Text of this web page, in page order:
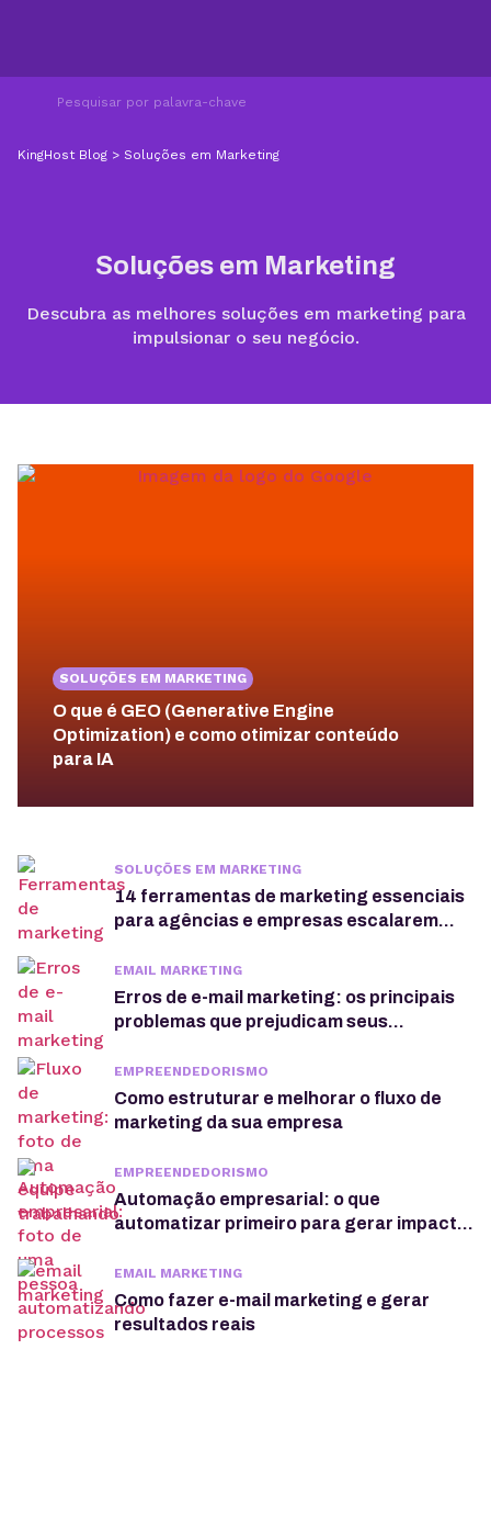
KingHost Blog > Soluções em Marketing
Soluções em Marketing
Descubra as melhores soluções em marketing para
impulsionar o seu negócio.
SOLUÇÕES EM MARKETING
O que é GEO (Generative Engine
Optimization) e como otimizar conteúdo
para IA
SOLUÇÕES EM MARKETING
14 ferramentas de marketing essenciais
para agências e empresas escalarem
EMAIL MARKETING
Erros de e-mail marketing: os principais
problemas que prejudicam seus
EMPREENDEDORISMO
Como estruturar e melhorar o fluxo de
marketing da sua empresa
EMPREENDEDORISMO
Automação empresarial: o que
automatizar primeiro para gerar impacto
EMAIL MARKETING
Como fazer e-mail marketing e gerar
resultados reais